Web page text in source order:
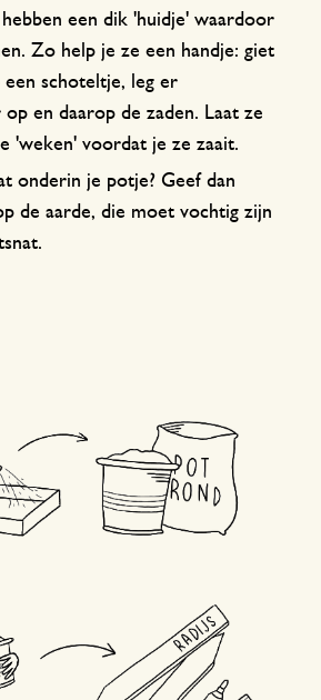
een dik 'huidje' waardoor
Zo help je ze een handje: giet
schoteltje, leg er
op en daarop de zaden. Laat ze
'weken' voordat je ze zaait.
onderin je potje? Geef dan
de aarde, die moet vochtig zijn